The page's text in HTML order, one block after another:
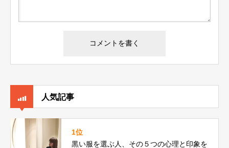
人気記事
1位
黒い服を選ぶ人、その５つの心理と印象を